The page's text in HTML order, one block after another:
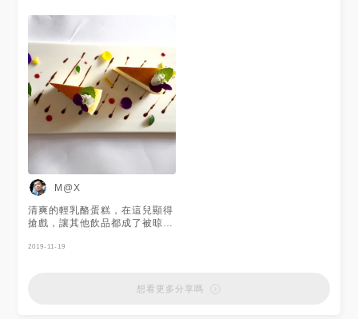
場卷制度有點欠缺執行力
M@X
清爽的輕乳酪蛋糕，在這兒顯得
搶戲，讓其他飲品都成了被晾在
2019-11-19
想看更多分享嗎